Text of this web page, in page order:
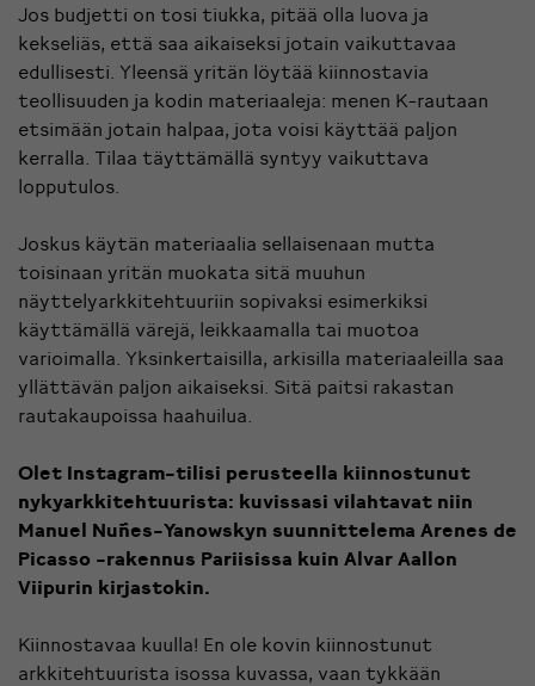
Jos budjetti on tosi tiukka, pitää olla luova ja
kekseliäs, että saa aikaiseksi jotain vaikuttavaa
edullisesti. Yleensä yritän löytää kiinnostavia
teollisuuden ja kodin materiaaleja: menen K-rautaan
etsimään jotain halpaa, jota voisi käyttää paljon
kerralla. Tilaa täyttämällä syntyy vaikuttava
lopputulos.
Joskus käytän materiaalia sellaisenaan mutta
toisinaan yritän muokata sitä muuhun
näyttelyarkkitehtuuriin sopivaksi esimerkiksi
käyttämällä värejä, leikkaamalla tai muotoa
varioimalla. Yksinkertaisilla, arkisilla materiaaleilla saa
yllättävän paljon aikaiseksi. Sitä paitsi rakastan
rautakaupoissa haahuilua.
Olet Instagram-tilisi perusteella kiinnostunut
nykyarkkitehtuurista: kuvissasi vilahtavat niin
Manuel Nuñes-Yanowskyn suunnittelema Arenes de
Picasso -rakennus Pariisissa kuin Alvar Aallon
Viipurin kirjastokin.
Kiinnostavaa kuulla! En ole kovin kiinnostunut
arkkitehtuurista isossa kuvassa, vaan tykkään